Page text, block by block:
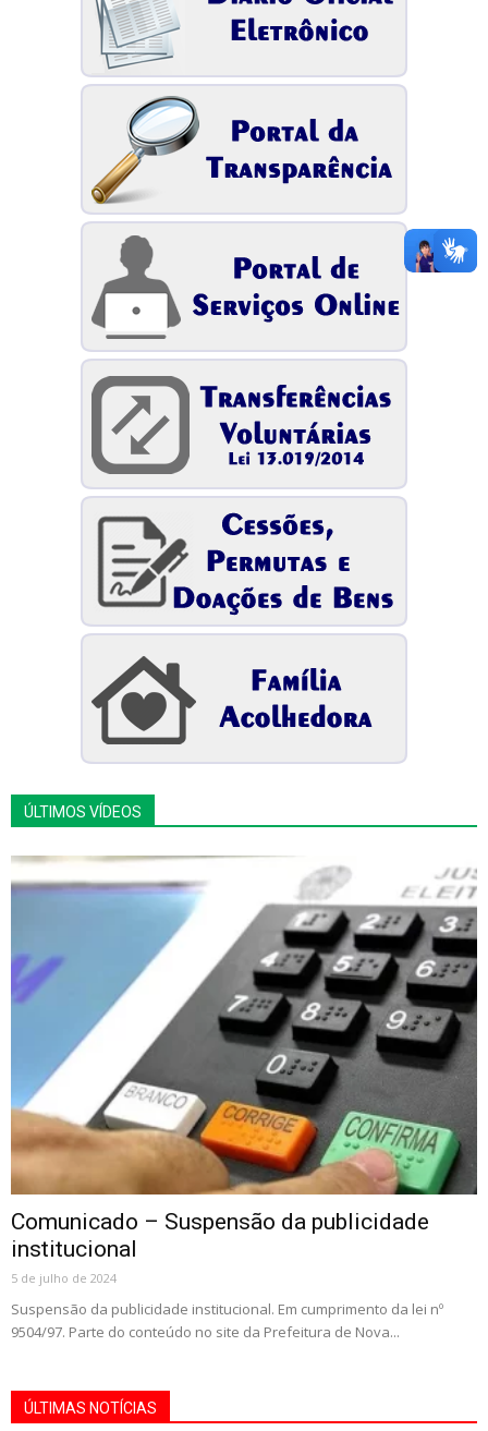
ÚLTIMOS VÍDEOS
Comunicado – Suspensão da publicidade
institucional
5 de julho de 2024
Suspensão da publicidade institucional. Em cumprimento da lei nº
9504/97. Parte do conteúdo no site da Prefeitura de Nova...
ÚLTIMAS NOTÍCIAS